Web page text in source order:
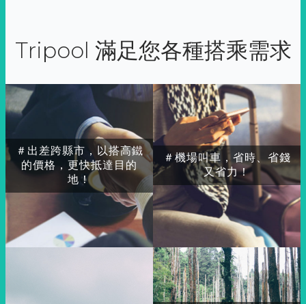
Tripool 滿足您各種搭乘需求
＃出差跨縣市，以搭高鐵
的價格，更快抵達目的
地！
＃機場叫車，省時、省錢
又省力！